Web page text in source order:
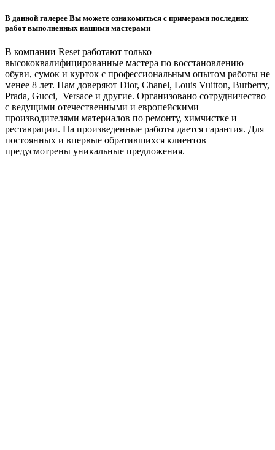
В данной галерее Вы можете ознакомиться с примерами последних
работ выполненных нашими мастерами
В компании Reset работают только
высококвалифицированные мастера по восстановлению
обуви, сумок и курток с профессиональным опытом работы не
менее 8 лет. Нам доверяют Dior, Chanel, Louis Vuitton, Burberry,
Prada, Gucci, Versace и другие. Организовано сотрудничество
с ведущими отечественными и европейскими
производителями материалов по ремонту, химчистке и
реставрации. На произведенные работы дается гарантия. Для
постоянных и впервые обратившихся клиентов
предусмотрены уникальные предложения.